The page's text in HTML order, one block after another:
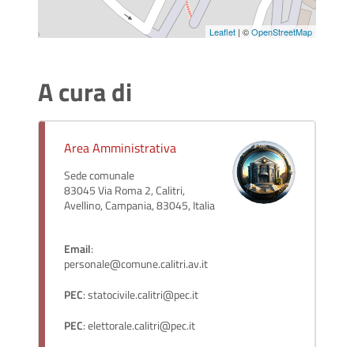
Leaflet | ©OpenStreetMap
A cura di
Area Amministrativa
Sede comunale
83045 Via Roma 2, Calitri,
Avellino, Campania, 83045, Italia
Email:
personale@comune.calitri.av.it
PEC: statocivile.calitri@pec.it
PEC: elettorale.calitri@pec.it